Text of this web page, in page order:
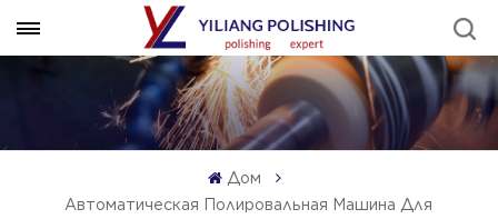
Дом
Автоматическая Полировальная Машина Для